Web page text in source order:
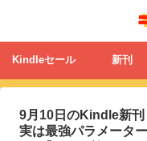
Kindleセール 新刊
9月10日のKindle新刊
実は最強パラメータ